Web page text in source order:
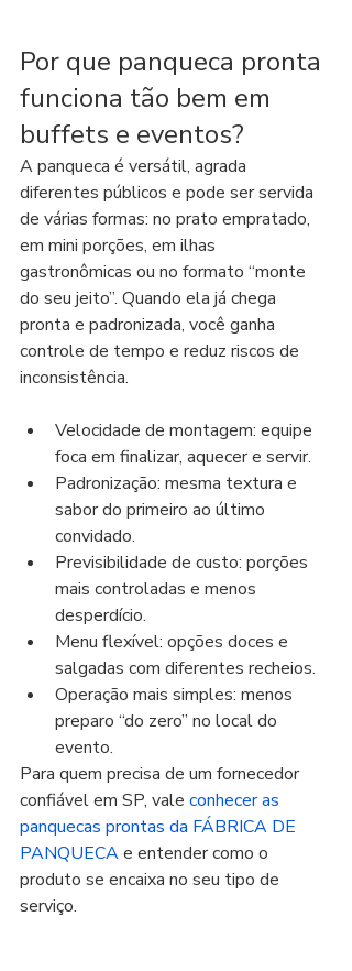
Por que panqueca pronta
funciona tão bem em
buffets e eventos?
A panqueca é versátil, agrada
diferentes públicos e pode ser servida
de várias formas: no prato empratado,
em mini porções, em ilhas
gastronômicas ou no formato “monte
do seu jeito”. Quando ela já chega
pronta e padronizada, você ganha
controle de tempo e reduz riscos de
inconsistência.
Velocidade de montagem: equipe
foca em finalizar, aquecer e servir.
Padronização: mesma textura e
sabor do primeiro ao último
convidado.
Previsibilidade de custo: porções
mais controladas e menos
desperdício.
Menu flexível: opções doces e
salgadas com diferentes recheios.
Operação mais simples: menos
preparo “do zero” no local do
evento.
Para quem precisa de um fornecedor
confiável em SP, vale conhecer as
panquecas prontas da FÁBRICA DE
PANQUECA e entender como o
produto se encaixa no seu tipo de
serviço.